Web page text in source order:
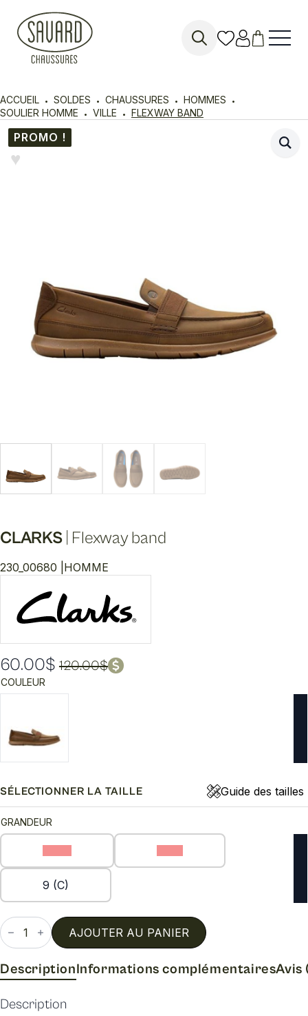
ACCUEIL SOLDES CHAUSSURES
HOMMES
SOULIER HOMME
VILLE FLEXWAY BAND
PROMO !
♥︎
CLARKS Flexway band
230_00680 | HOMME
120.00$
Le
prix
était :
120.00$.
60.00$
Le
prix
est :
60.00$.
COULEUR
SÉLECTIONNER LA TAILLE Guide des tailles
GRANDEUR
9 (C)
quantité
de
Flexway
AJOUTER AU PANIER
DescriptionInformations complémentairesAvis
Description